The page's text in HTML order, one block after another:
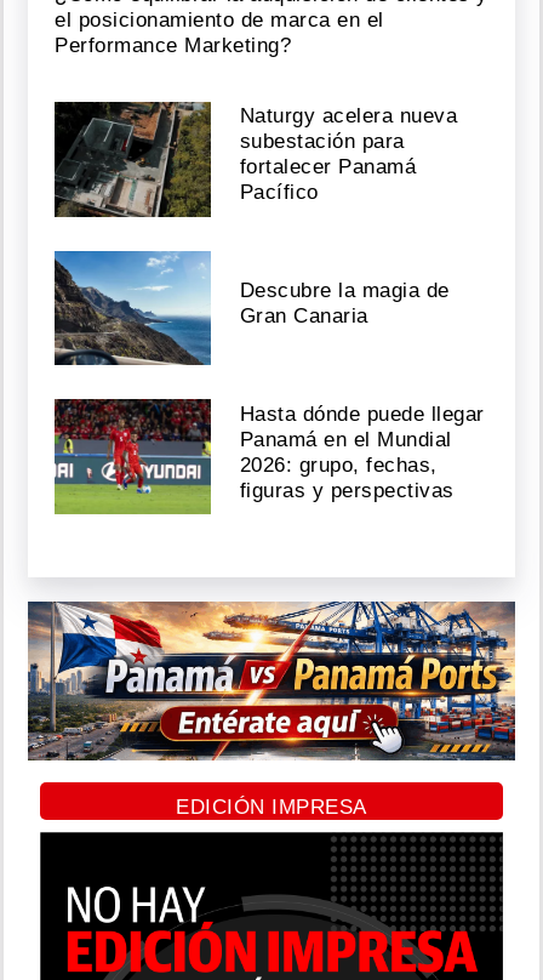
el posicionamiento de marca en el
Performance Marketing?
Naturgy acelera nueva
subestación para
fortalecer Panamá
Pacífico
Descubre la magia de
Gran Canaria
Hasta dónde puede llegar
Panamá en el Mundial
2026: grupo, fechas,
figuras y perspectivas
EDICIÓN IMPRESA